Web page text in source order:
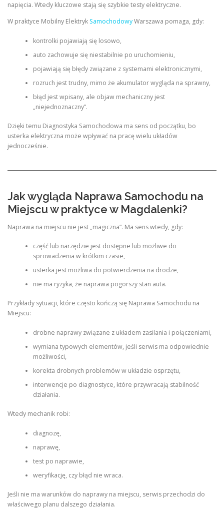
napięcia. Wtedy kluczowe stają się szybkie testy elektryczne.
W praktyce Mobilny Elektryk SamochodowyWarszawa pomaga, gdy:
kontrolki pojawiają się losowo,
auto zachowuje się niestabilnie po uruchomieniu,
pojawiają się błędy związane z systemami elektronicznymi,
rozruch jest trudny, mimo że akumulator wygląda na sprawny,
błąd jest wpisany, ale objaw mechaniczny jest
„niejednoznaczny”.
Dzięki temu Diagnostyka Samochodowa ma sens od początku, bo
usterka elektryczna może wpływać na pracę wielu układów
jednocześnie.
Jak wygląda Naprawa Samochodu na
Miejscu w praktyce w Magdalenki?
Naprawa na miejscu nie jest „magiczna”. Ma sens wtedy, gdy:
część lub narzędzie jest dostępne lub możliwe do
sprowadzenia w krótkim czasie,
usterka jest możliwa do potwierdzenia na drodze,
nie ma ryzyka, że naprawa pogorszy stan auta.
Przykłady sytuacji, które często kończą się Naprawa Samochodu na
Miejscu:
drobne naprawy związane z układem zasilania i połączeniami,
wymiana typowych elementów, jeśli serwis ma odpowiednie
możliwości,
korekta drobnych problemów w układzie osprzętu,
interwencje po diagnostyce, które przywracają stabilność
działania.
Wtedy mechanik robi:
diagnozę,
naprawę,
test po naprawie,
weryfikację, czy błąd nie wraca.
Jeśli nie ma warunków do naprawy na miejscu, serwis przechodzi do
właściwego planu dalszego działania.